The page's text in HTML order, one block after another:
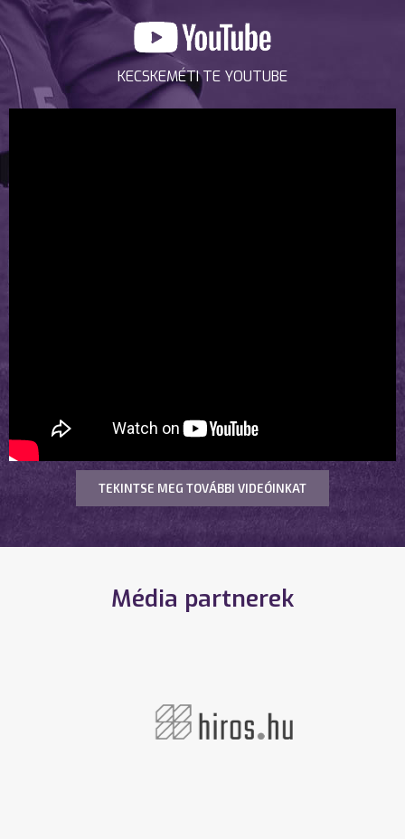
KECSKEMÉTI TE YOUTUBE
TEKINTSE MEG TOVÁBBI VIDEÓINKAT
Média partnerek